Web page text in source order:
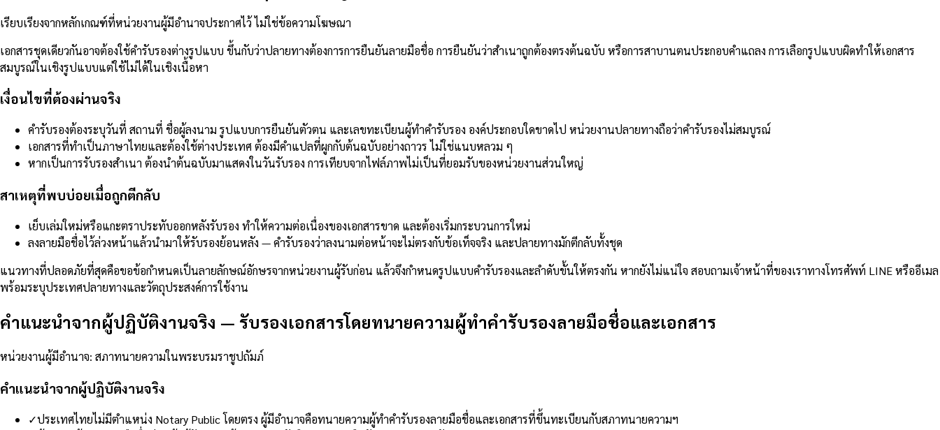
เรียบเรียงจากหลักเกณฑ์ที่หน่วยงานผู้มีอำนาจประกาศไว้ ไม่ใช่ข้อความโฆษณา
เอกสารชุดเดียวกันอาจต้องใช้คำรับรองต่างรูปแบบ ขึ้นกับว่าปลายทางต้องการการยืนยันลายมือชื่อ การยืนยันว่าสำเนาถูกต้องตรงต้นฉบับ หรือการสาบานตนประกอบคำแถลง การเลือกรูปแบบผิดทำให้เอกสาร
สมบูรณ์ในเชิงรูปแบบแต่ใช้ไม่ได้ในเชิงเนื้อหา
เงื่อนไขที่ต้องผ่านจริง
คำรับรองต้องระบุวันที่ สถานที่ ชื่อผู้ลงนาม รูปแบบการยืนยันตัวตน และเลขทะเบียนผู้ทำคำรับรอง องค์ประกอบใดขาดไป หน่วยงานปลายทางถือว่าคำรับรองไม่สมบูรณ์
เอกสารที่ทำเป็นภาษาไทยและต้องใช้ต่างประเทศ ต้องมีคำแปลที่ผูกกับต้นฉบับอย่างถาวร ไม่ใช่แนบหลวม ๆ
หากเป็นการรับรองสำเนา ต้องนำต้นฉบับมาแสดงในวันรับรอง การเทียบจากไฟล์ภาพไม่เป็นที่ยอมรับของหน่วยงานส่วนใหญ่
สาเหตุที่พบบ่อยเมื่อถูกตีกลับ
เย็บเล่มใหม่หรือแกะตราประทับออกหลังรับรอง ทำให้ความต่อเนื่องของเอกสารขาด และต้องเริ่มกระบวนการใหม่
ลงลายมือชื่อไว้ล่วงหน้าแล้วนำมาให้รับรองย้อนหลัง — คำรับรองว่าลงนามต่อหน้าจะไม่ตรงกับข้อเท็จจริง และปลายทางมักตีกลับทั้งชุด
แนวทางที่ปลอดภัยที่สุดคือขอข้อกำหนดเป็นลายลักษณ์อักษรจากหน่วยงานผู้รับก่อน แล้วจึงกำหนดรูปแบบคำรับรองและลำดับขั้นให้ตรงกัน หากยังไม่แน่ใจ สอบถามเจ้าหน้าที่ของเราทางโทรศัพท์ LINE หรืออีเมล
พร้อมระบุประเทศปลายทางและวัตถุประสงค์การใช้งาน
คำแนะนำจากผู้ปฏิบัติงานจริง — รับรองเอกสารโดยทนายความผู้ทำคำรับรองลายมือชื่อและเอกสาร
หน่วยงานผู้มีอำนาจ: สภาทนายความในพระบรมราชูปถัมภ์
คำแนะนำจากผู้ปฏิบัติงานจริง
✓ประเทศไทยไม่มีตำแหน่ง Notary Public โดยตรง ผู้มีอำนาจคือทนายความผู้ทำคำรับรองลายมือชื่อและเอกสารที่ขึ้นทะเบียนกับสภาทนายความฯ